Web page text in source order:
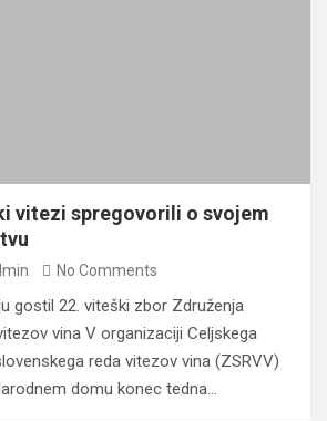
vitezi spregovorili o svojem
No Comments
gostil 22. viteški zbor Združenja
vina V organizaciji Celjskega
reda vitezov vina (ZSRVV)
domu konec tedna…